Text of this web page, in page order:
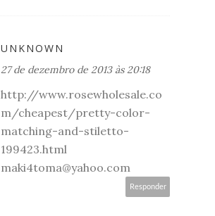
UNKNOWN
27 de dezembro de 2013 às 20:18
http://www.rosewholesale.co
m/cheapest/pretty-color-
matching-and-stiletto-
199423.html
maki4toma@yahoo.com
Responder